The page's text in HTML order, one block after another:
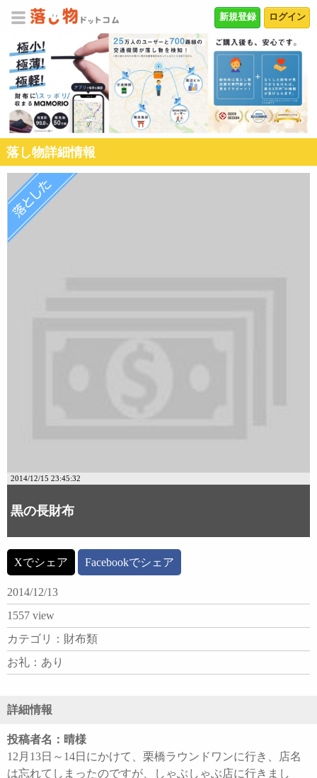
ログイン
新規登録
落し物詳細情報
2014/12/15 23:45:32
黒の長財布
Xでシェア Facebookでシェア
2014/12/13
1557 view
カテゴリ：財布類
お礼：あり
詳細情報
投稿者名：晴様
12月13日～14日にかけて、栗橋ラウンドワンに行き、店名
は忘れてしまったのですが、しゃぶしゃぶ店に行きまし